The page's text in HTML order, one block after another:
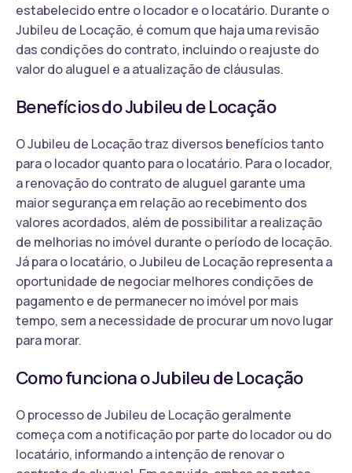
estabelecido entre o locador e o locatário. Durante o
Jubileu de Locação, é comum que haja uma revisão
das condições do contrato, incluindo o reajuste do
valor do aluguel e a atualização de cláusulas.
Benefícios do Jubileu de Locação
O Jubileu de Locação traz diversos benefícios tanto
para o locador quanto para o locatário. Para o locador,
a renovação do contrato de aluguel garante uma
maior segurança em relação ao recebimento dos
valores acordados, além de possibilitar a realização
de melhorias no imóvel durante o período de locação.
Já para o locatário, o Jubileu de Locação representa a
oportunidade de negociar melhores condições de
pagamento e de permanecer no imóvel por mais
tempo, sem a necessidade de procurar um novo lugar
para morar.
Como funciona o Jubileu de Locação
O processo de Jubileu de Locação geralmente
começa com a notificação por parte do locador ou do
locatário, informando a intenção de renovar o